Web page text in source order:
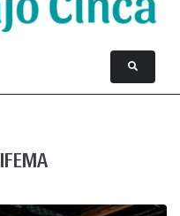
IFEMA